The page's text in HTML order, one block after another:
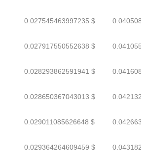
0.027545463997235 $
0.027917550552638 $
0.028293862591941 $
0.028650367043013 $
0.029011085626648 $
0.029364264609459 $